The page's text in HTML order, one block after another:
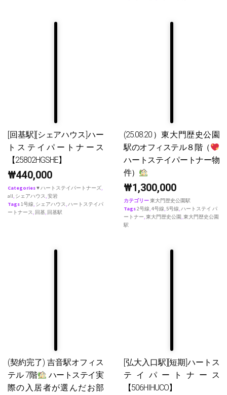
[回基駅][シェアハウス]ハー
トステイパートナース
【25802HGSHE】
₩440,000
Categories♥ ハートステイパートナーズ,
all, シェアハウス,安岩
Tags1号線, シェアハウス,ハートステイパ
ートナース, 回基, 回基駅
(25.08.20）東大門歴史公園
駅のオフィステル８階（
ハートステイパートナー物
件）
₩1,300,000
カテゴリー東大門歴史公園駅
Tags2号線,4号線, 5号線,ハートステイ パ
ートナー,東大門歴史公園 ,東大門歴史公園
駅
(契約完了) 吉音駅オフィス
テル 7階
ハートステイ実
際の入居者が選んだお部
[弘大入口駅][短期]ハートス
テイパートナース
【506HIHUCO】